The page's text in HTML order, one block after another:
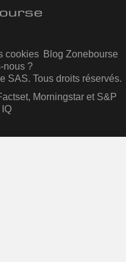
cookies Blog Zonebourse
nous ?
SAS. Tous droits réservés.
Morningstar et S&P